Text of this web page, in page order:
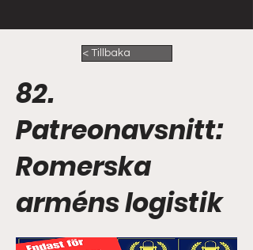
< Tillbaka
82.
Patreonavsnitt:
Romerska
arméns logistik